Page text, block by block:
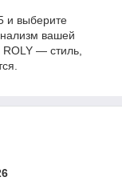
и выберите
вашей
— стиль,